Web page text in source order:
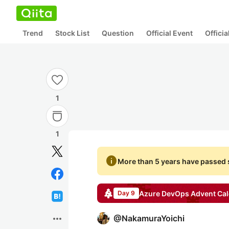
Trend Stock List Question Official Event
1
1
more_horiz
infoMore than 5 years have passed
Day 9 Azure DevOps Advent
@NakamuraYoichi